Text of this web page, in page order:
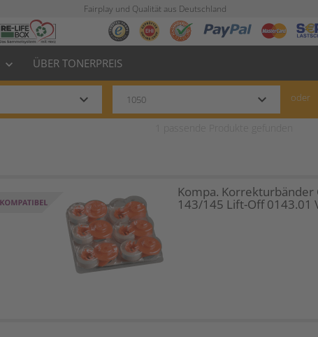
Fairplay und Qualität aus Deutschland
keyboard_arrow_down ÜBER TONERPREIS
keyboard_arrow_down keyboard_arrow_down oder
Kompa. Korrekturbänder
143/145 Lift-Off 0143.01